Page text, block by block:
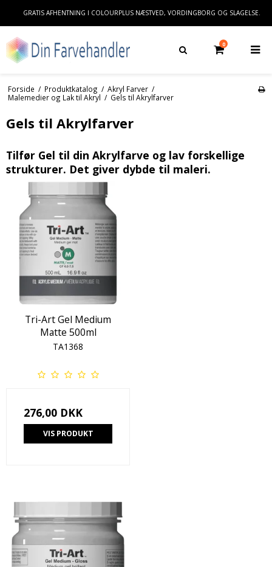
GRATIS AFHENTNING I COLOURPLUS NÆSTVED, VORDINGBORG OG SLAGELSE.
0
Forside / Produktkatalog / Akryl Farver /
Malemedier og Lak til Akryl / Gels til Akrylfarver
Gels til Akrylfarver
Tilfør Gel til din Akrylfarve og lav forskellige
strukturer. Det giver dybde til maleri.
Tri-Art Gel Medium
Matte 500ml
TA1368
276,00 DKK
VIS PRODUKT